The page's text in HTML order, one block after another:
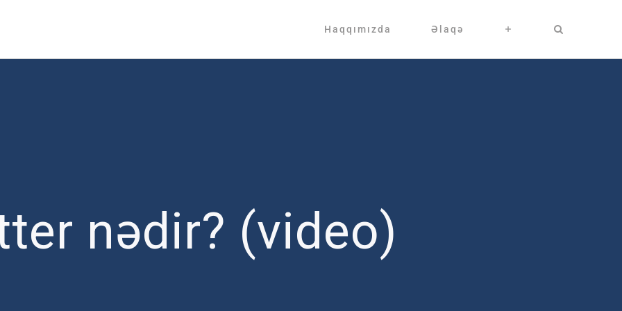
Haqqımızda Əlaqə
nədir? (video)